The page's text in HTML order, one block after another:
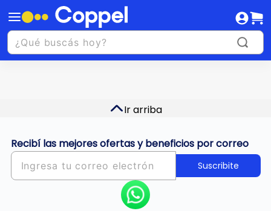
Ir arriba
Recibí las mejores ofertas y beneficios por correo
Suscribite